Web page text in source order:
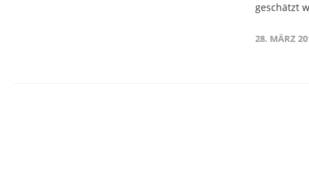
geschätzt
28. MÄRZ